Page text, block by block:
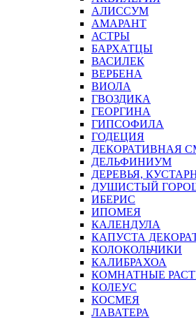
АЛИССУМ
АМАРАНТ
АСТРЫ
БАРХАТЦЫ
ВАСИЛЕК
ВЕРБЕНА
ВИОЛА
ГВОЗДИКА
ГЕОРГИНА
ГИПСОФИЛА
ГОДЕЦИЯ
ДЕКОРАТИВНАЯ
ДЕЛЬФИНИУМ
ДЕРЕВЬЯ,
ДУШИСТЫЙ
ИБЕРИС
ИПОМЕЯ
КАЛЕНДУЛА
КАПУСТА
КОЛОКОЛЬЧИКИ
КАЛИБРАХОА
КОМНАТНЫЕ
КОЛЕУС
КОСМЕЯ
ЛАВАТЕРА